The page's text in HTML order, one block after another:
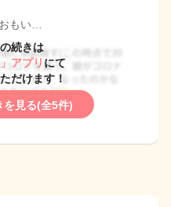
もい…
続きは
アプリ にて
だけます！
を見る(全5件)